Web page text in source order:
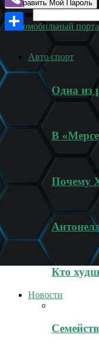
Поиск
Автомобильный
Авто спорт
Одна из
В
Почему
Кто
Новости
Viber